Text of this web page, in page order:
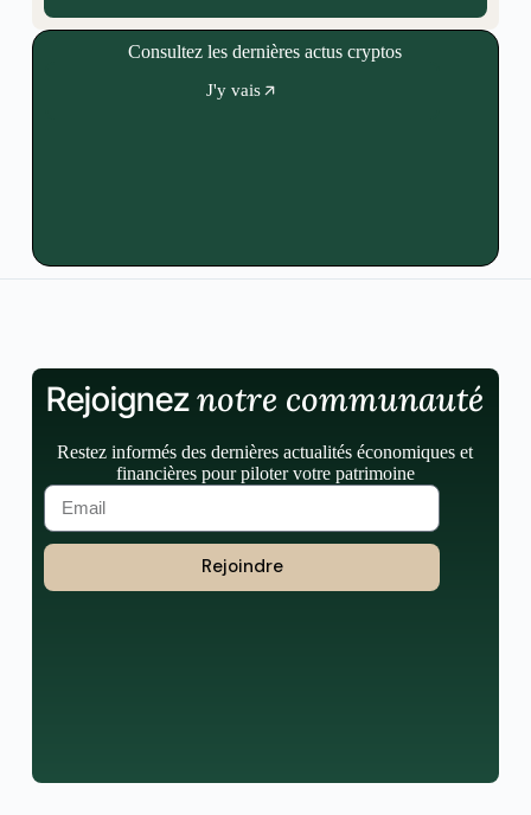
Consultez les dernières actus cryptos
J'y vais
Rejoigneznotre communauté
Restez informés des dernières actualités économiques et
financières pour piloter votre patrimoine
Rejoindre